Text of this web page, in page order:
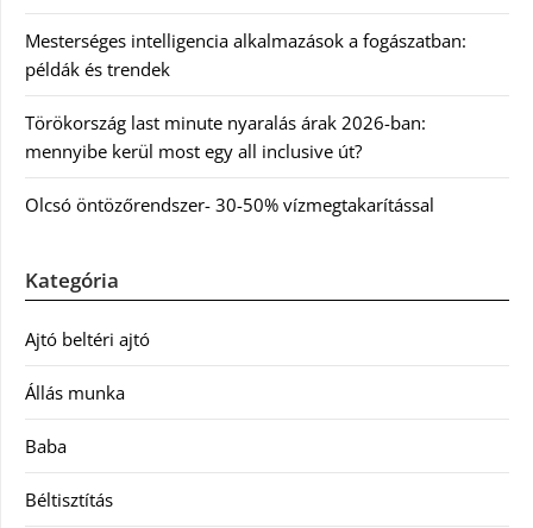
Mesterséges intelligencia alkalmazások a fogászatban:
példák és trendek
Törökország last minute nyaralás árak 2026-ban:
mennyibe kerül most egy all inclusive út?
Olcsó öntözőrendszer- 30-50% vízmegtakarítással
Kategória
Ajtó beltéri ajtó
Állás munka
Baba
Béltisztítás